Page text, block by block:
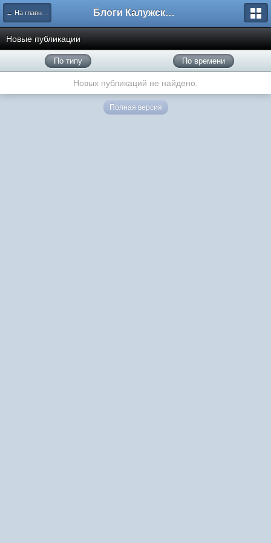
← На главную Блоги Калужского перекрестка
Новые публикации
По типу По времени
Новых публикаций не найдено.
Полная версия